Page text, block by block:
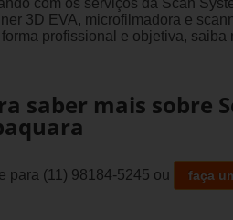
com os serviços da Scan
3D EVA, microfilmadora e
profissional e objetiva,
saber mais sobre
para (11) 98184-5245 ou faça